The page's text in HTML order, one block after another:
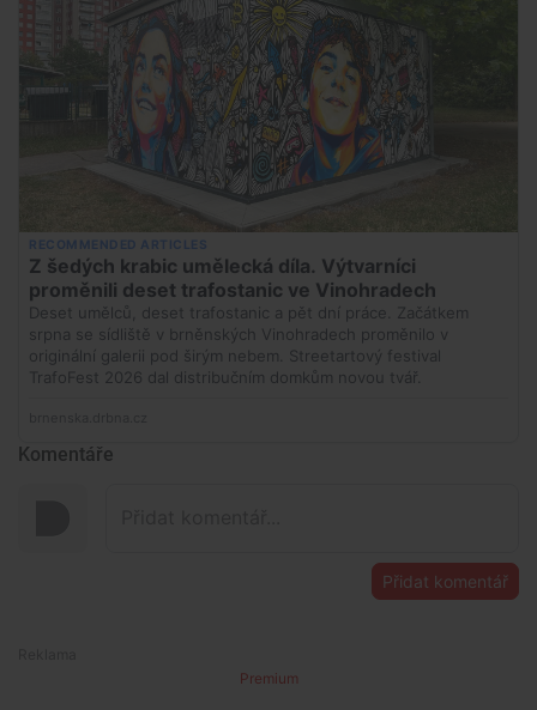
Komentáře
Přidat komentář
Premium